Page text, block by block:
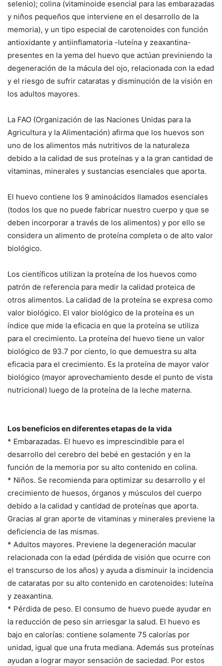
selenio); colina (vitaminoide esencial para las embarazadas
y niños pequeños que interviene en el desarrollo de la
memoria), y un tipo especial de carotenoides con función
antioxidante y antiinflamatoria -luteína y zeaxantina-
presentes en la yema del huevo que actúan previniendo la
degeneración de la mácula del ojo, relacionada con la edad
y el riesgo de sufrir cataratas y disminución de la visión en
los adultos mayores.
La FAO (Organización de las Naciones Unidas para la
Agricultura y la Alimentación) afirma que los huevos son
uno de los alimentos más nutritivos de la naturaleza
debido a la calidad de sus proteínas y a la gran cantidad de
vitaminas, minerales y sustancias esenciales que aporta.
El huevo contiene los 9 aminoácidos llamados esenciales
(todos los que no puede fabricar nuestro cuerpo y que se
deben incorporar a través de los alimentos) y por ello se
considera un alimento de proteína completa o de alto valor
biológico.
Los científicos utilizan la proteína de los huevos como
patrón de referencia para medir la calidad proteica de
otros alimentos. La calidad de la proteína se expresa como
valor biológico. El valor biológico de la proteína es un
índice que mide la eficacia en que la proteína se utiliza
para el crecimiento. La proteína del huevo tiene un valor
biológico de 93.7 por ciento, lo que demuestra su alta
eficacia para el crecimiento. Es la proteína de mayor valor
biológico (mayor aprovechamiento desde el punto de vista
nutricional) luego de la proteína de la leche materna.
Los beneficios en diferentes etapas de la vida
* Embarazadas. El huevo es imprescindible para el
desarrollo del cerebro del bebé en gestación y en la
función de la memoria por su alto contenido en colina.
* Niños. Se recomienda para optimizar su desarrollo y el
crecimiento de huesos, órganos y músculos del cuerpo
debido a la calidad y cantidad de proteínas que aporta.
Gracias al gran aporte de vitaminas y minerales previene la
deficiencia de las mismas.
* Adultos mayores. Previene la degeneración macular
relacionada con la edad (pérdida de visión que ocurre con
el transcurso de los años) y ayuda a disminuir la incidencia
de cataratas por su alto contenido en carotenoides: luteína
y zeaxantina.
* Pérdida de peso. El consumo de huevo puede ayudar en
la reducción de peso sin arriesgar la salud. El huevo es
bajo en calorías: contiene solamente 75 calorías por
unidad, igual que una fruta mediana. Además sus proteínas
ayudan a lograr mayor sensación de saciedad. Por estos